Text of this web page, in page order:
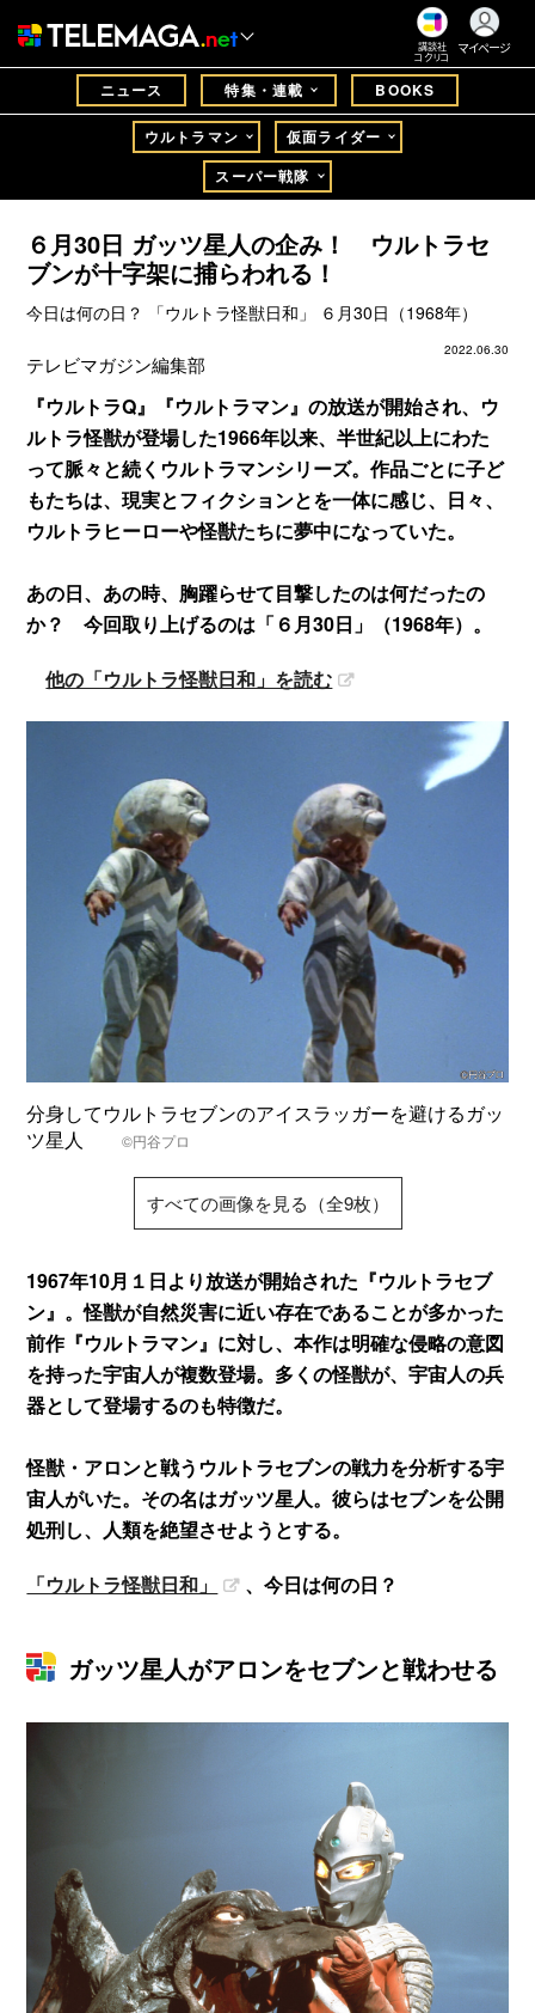
講談社
コクリコ
マイページ
ニュース 特集・連載 BOOKS
ウルトラマン
仮面ライダー
スーパー戦隊
６月30日 ガッツ星人の企み！ ウルトラセ
ブンが十字架に捕らわれる！
今日は何の日？ 「ウルトラ怪獣日和」 ６月30日（1968年）
2022.06.30
テレビマガジン編集部
『ウルトラQ』『ウルトラマン』の放送が開始され、ウ
ルトラ怪獣が登場した1966年以来、半世紀以上にわた
って脈々と続くウルトラマンシリーズ。作品ごとに子ど
もたちは、現実とフィクションとを一体に感じ、日々、
ウルトラヒーローや怪獣たちに夢中になっていた。
あの日、あの時、胸躍らせて目撃したのは何だったの
か？ 今回取り上げるのは「６月30日」（1968年）。
他の「ウルトラ怪獣日和」を読む
分身してウルトラセブンのアイスラッガーを避けるガッ
ツ星人©円谷プロ
すべての画像を見る（全9枚）
1967年10月１日より放送が開始された『ウルトラセブ
ン』。怪獣が自然災害に近い存在であることが多かった
前作『ウルトラマン』に対し、本作は明確な侵略の意図
を持った宇宙人が複数登場。多くの怪獣が、宇宙人の兵
器として登場するのも特徴だ。
怪獣・アロンと戦うウルトラセブンの戦力を分析する宇
宙人がいた。その名はガッツ星人。彼らはセブンを公開
処刑し、人類を絶望させようとする。
「ウルトラ怪獣日和」
、今日は何の日？
ガッツ星人がアロンをセブンと戦わせる